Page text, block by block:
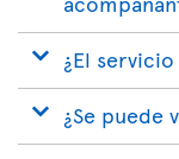
¿El
¿Se puede